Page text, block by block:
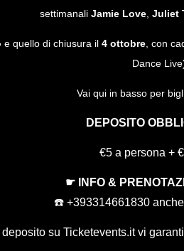
settimanaliJamie Love ,Juliet
e quello di chiusura il4 ottobre , con
Dance
Vai qui in basso per
DEPOSITO
€5 a persona +
☛ INFO &
☎️ +393314661830
Il deposito su Ticketevents.itvi